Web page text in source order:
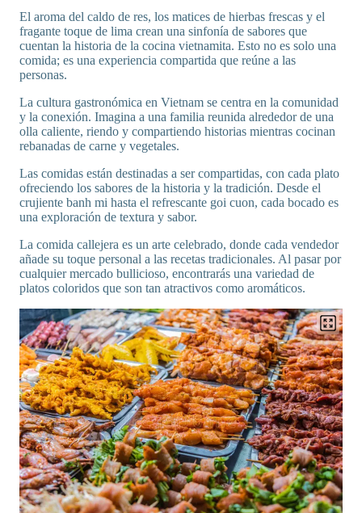
El aroma del caldo de res, los matices de hierbas frescas y el
fragante toque de lima crean una sinfonía de sabores que
cuentan la historia de la cocina vietnamita. Esto no es solo una
comida; es una experiencia compartida que reúne a las
personas.
La cultura gastronómica en Vietnam se centra en la comunidad
y la conexión. Imagina a una familia reunida alrededor de una
olla caliente, riendo y compartiendo historias mientras cocinan
rebanadas de carne y vegetales.
Las comidas están destinadas a ser compartidas, con cada plato
ofreciendo los sabores de la historia y la tradición. Desde el
crujiente banh mi hasta el refrescante goi cuon, cada bocado es
una exploración de textura y sabor.
La comida callejera es un arte celebrado, donde cada vendedor
añade su toque personal a las recetas tradicionales. Al pasar por
cualquier mercado bullicioso, encontrarás una variedad de
platos coloridos que son tan atractivos como aromáticos.